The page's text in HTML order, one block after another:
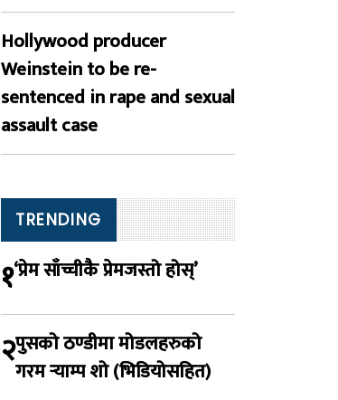
Hollywood producer
Weinstein to be re-
sentenced in rape and sexual
assault case
TRENDING
१‘प्रेम साँच्चीकै प्रेमजस्तो होस्’
२पुसको ठण्डीमा मोडलहरुको
गरम र्‍याम्प शो (भिडियोसहित)